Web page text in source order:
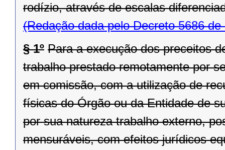
rodízio, através de escalas
(Redação dada pelo Decreto 5686 de
§ 1º Para a execução dos preceitos
trabalho prestado remotamente por
em comissão, com a utilização de
físicas do Órgão ou da Entidade de
por sua natureza trabalho externo,
mensuráveis, com efeitos jurídicos